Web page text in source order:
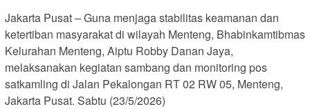
Jakarta Pusat – Guna menjaga stabilitas keamanan dan
ketertiban masyarakat di wilayah Menteng, Bhabinkamtibmas
Kelurahan Menteng, Aiptu Robby Danan Jaya,
melaksanakan kegiatan sambang dan monitoring pos
satkamling di Jalan Pekalongan RT 02 RW 05, Menteng,
Jakarta Pusat. Sabtu (23/5/2026)